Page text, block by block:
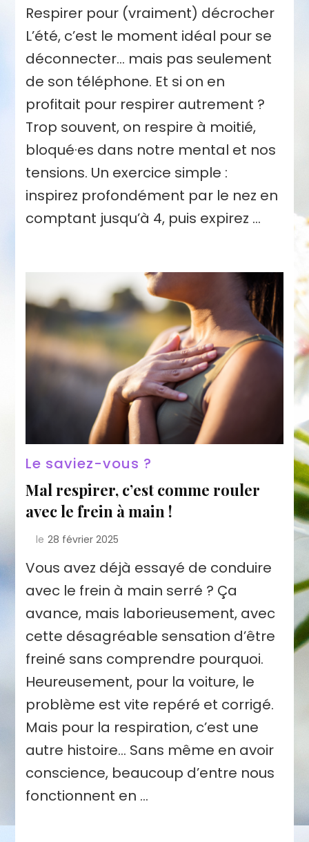
Respirer pour (vraiment) décrocher
L’été, c’est le moment idéal pour se
déconnecter… mais pas seulement
de son téléphone. Et si on en
profitait pour respirer autrement ?
Trop souvent, on respire à moitié,
bloqué·es dans notre mental et nos
tensions. Un exercice simple :
inspirez profondément par le nez en
comptant jusqu’à 4, puis expirez …
Le saviez-vous ?
Mal respirer, c’est comme rouler
avec le frein à main !
le 28 février 2025
Vous avez déjà essayé de conduire
avec le frein à main serré ? Ça
avance, mais laborieusement, avec
cette désagréable sensation d’être
freiné sans comprendre pourquoi.
Heureusement, pour la voiture, le
problème est vite repéré et corrigé.
Mais pour la respiration, c’est une
autre histoire… Sans même en avoir
conscience, beaucoup d’entre nous
fonctionnent en …